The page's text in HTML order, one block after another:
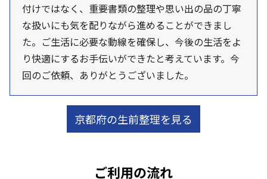
付けではなく、重要書類の整理や思い出の品の丁寧
な扱いにも気を配りながら進めることができまし
た。ご生活に必要な動線を確保し、今後の生活をよ
り快適にするお手伝いができたと考えています。今
回のご依頼、ありがとうございました。
京都府の生前整理を見る
ご利用の流れ